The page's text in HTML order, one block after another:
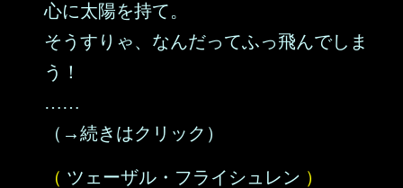
心に太陽を持て。
そうすりゃ、なんだってふっ飛んでしま
う！
……
（→続きはクリック）
（ ツェーザル・フライシュレン ）